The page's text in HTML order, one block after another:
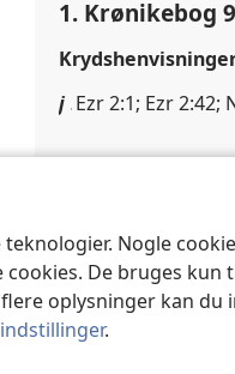
Nogle
De bruges
oplysninger kan du
.
1. Krønikebog
j Ezr 2:1; Ezr 2:42;
Krydshenvisninger
k Ne 3:29